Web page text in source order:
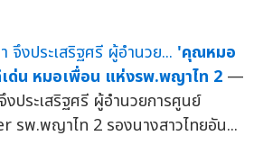
'คุณหมอ
ด่น หมอเพื่อน แห่งรพ.พญาไท 2 —
ประเสริฐศรี ผู้อำนวยการศูนย์
พ.พญาไท 2 รองนางสาวไทยอัน...